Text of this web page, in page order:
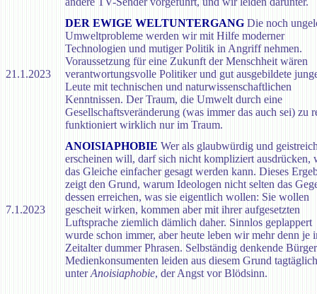
21.1.2023
DER EWIGE WELTUNTERGANG Die noch
Umweltprobleme werden wir mit Hilfe moderner
Technologien und mutiger Politik in Angriff nehmen.
Voraussetzung für eine Zukunft der Menschheit wären
verantwortungsvolle Politiker und gut ausgebildete
Leute mit technischen und naturwissenschaftlichen
Kenntnissen. Der Traum, die Umwelt durch eine
Gesellschaftsveränderung (was immer das auch sei) zu
funktioniert wirklich nur im Traum.
7.1.2023
ANOISIAPHOBIE Wer als glaubwürdig und
erscheinen will, darf sich nicht kompliziert ausdrücken,
das Gleiche einfacher gesagt werden kann. Dieses
zeigt den Grund, warum Ideologen nicht selten das
dessen erreichen, was sie eigentlich wollen: Sie wollen
gescheit wirken, kommen aber mit ihrer aufgesetzten
Luftsprache ziemlich dämlich daher. Sinnlos geplappert
wurde schon immer, aber heute leben wir mehr denn je
Zeitalter dummer Phrasen. Selbständig denkende
Medienkonsumenten leiden aus diesem Grund tagtäglich
unterAnoisiaphobie, der Angst vor Blödsinn.